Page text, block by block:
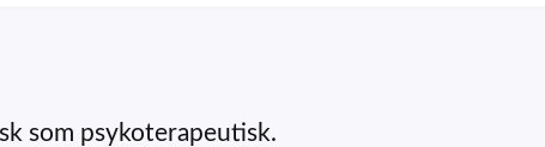
som psykoterapeutisk.